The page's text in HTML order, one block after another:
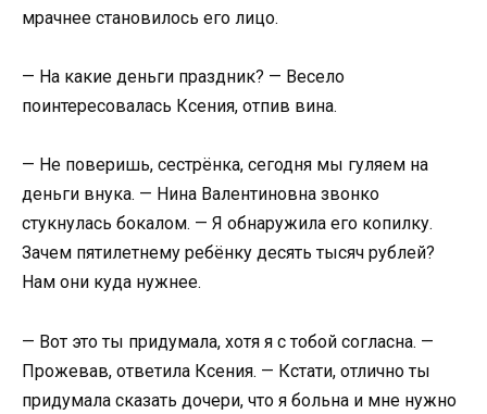
мрачнее становилось его лицо.
— На какие деньги праздник? — Весело
поинтересовалась Ксения, отпив вина.
— Не поверишь, сестрёнка, сегодня мы гуляем на
деньги внука. — Нина Валентиновна звонко
стукнулась бокалом. — Я обнаружила его копилку.
Зачем пятилетнему ребёнку десять тысяч рублей?
Нам они куда нужнее.
— Вот это ты придумала, хотя я с тобой согласна. —
Прожевав, ответила Ксения. — Кстати, отлично ты
придумала сказать дочери, что я больна и мне нужно